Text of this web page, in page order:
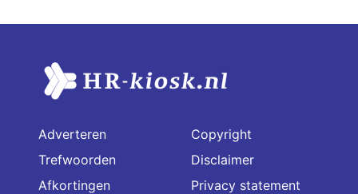
Adverteren
Trefwoorden
Afkortingen
Copyright
Disclaimer
Privacy statement